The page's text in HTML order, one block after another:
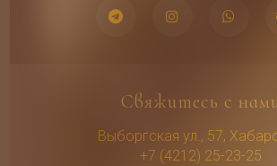
Свяжитесь с
Выборгская ул., 57,
+7 (4212) 25-23-25